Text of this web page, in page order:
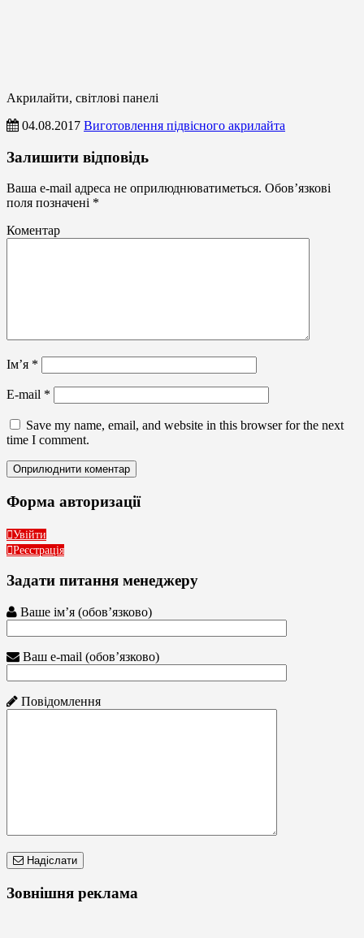
Акрилайти, світлові панелі
04.08.2017 Виготовлення підвісного акрилайта
Акрилайти,
панелі
Залишити відповідь
Ваша e-mail адреса не оприлюднюватиметься. Обов’язкові
поля позначені *
Коментар
Ім’я *
E-mail *
Save my name, email, and website in this browser for the next
time I comment.
Форма авторизації
Увійти
Реєстрація
Задати питання менеджеру
Ваше ім’я (обов’язково)
Ваш e-mail (обов’язково)
Повідомлення
Надіслати
Зовнішня реклама